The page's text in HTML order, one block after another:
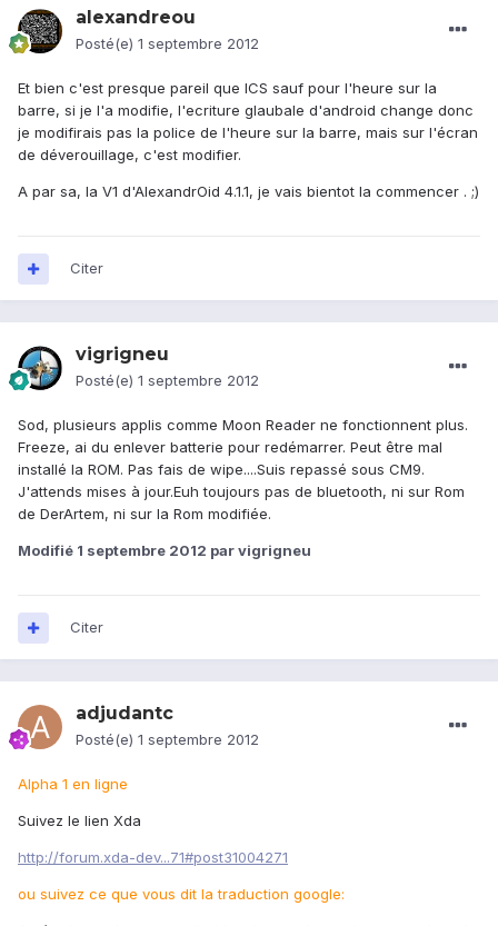
alexandreou
Posté(e) 1 septembre 2012
Et bien c'est presque pareil que ICS sauf pour l'heure sur la
barre, si je l'a modifie, l'ecriture glaubale d'android change donc
je modifirais pas la police de l'heure sur la barre, mais sur l'écran
de déverouillage, c'est modifier.
A par sa, la V1 d'AlexandrOid 4.1.1, je vais bientot la commencer . ;)
Citer
vigrigneu
Posté(e) 1 septembre 2012
Sod, plusieurs applis comme Moon Reader ne fonctionnent plus.
Freeze, ai du enlever batterie pour redémarrer. Peut être mal
installé la ROM. Pas fais de wipe....Suis repassé sous CM9.
J'attends mises à jour.Euh toujours pas de bluetooth, ni sur Rom
de DerArtem, ni sur la Rom modifiée.
Modifié 1 septembre 2012 par vigrigneu
Citer
adjudantc
Posté(e) 1 septembre 2012
Alpha 1 en ligne
Suivez le lien Xda
http://forum.xda-dev...71#post31004271
ou suivez ce que vous dit la traduction google: